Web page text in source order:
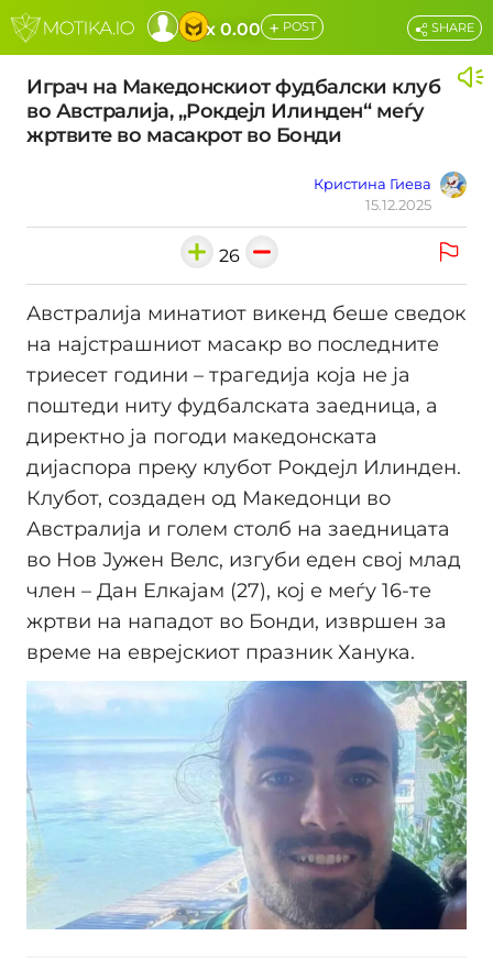
x 0.00 + POST
Играч на Македонскиот фудбалски клуб
во Австралија, „Рокдејл Илинден“ меѓу
жртвите во масакрот во Бонди
Кристина Гиева
15.12.2025
SHARE
26
Австралија минатиот викенд беше сведок
на најстрашниот масакр во последните
триесет години – трагедија која не ја
поштеди ниту фудбалската заедница, а
директно ја погоди македонската
дијаспора преку клубот Рокдејл Илинден.
Клубот, создаден од Македонци во
Австралија и голем столб на заедницата
во Нов Јужен Велс, изгуби еден свој млад
член – Дан Елкајам (27), кој е меѓу 16-те
жртви на нападот во Бонди, извршен за
време на еврејскиот празник Ханука.